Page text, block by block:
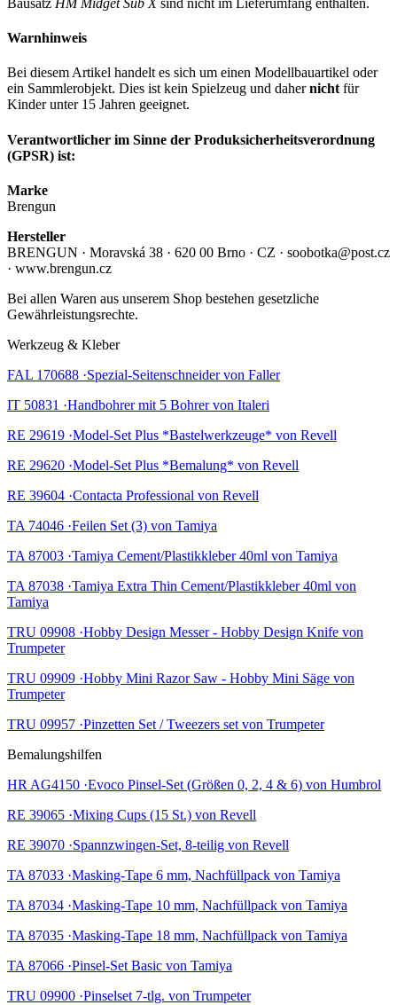
Warnhinweis
Bei diesem Artikel handelt es sich um einen Modellbauartikel oder
ein Sammlerobjekt. Dies ist kein Spielzeug und dahernicht für
Kinder unter 15 Jahren geeignet.
Verantwortlicher im Sinne der Produksicherheitsverordnung
(GPSR) ist:
Marke
Brengun
Hersteller
BRENGUN · Moravská 38 · 620 00 Brno · CZ · soobotka@post.cz
· www.brengun.cz
Bei allen Waren aus unserem Shop bestehen gesetzliche
Gewährleistungsrechte.
Werkzeug & Kleber
FAL 170688 ·Spezial-Seitenschneider von Faller
IT 50831 ·Handbohrer mit 5 Bohrer von Italeri
RE 29619 ·Model-Set Plus *Bastelwerkzeuge* von Revell
RE 29620 ·Model-Set Plus *Bemalung* von Revell
RE 39604 ·Contacta Professional von Revell
TA 74046 ·Feilen Set (3) von Tamiya
TA 87003 ·Tamiya Cement/Plastikkleber 40ml von Tamiya
TA 87038 ·Tamiya Extra Thin Cement/Plastikkleber 40ml von
Tamiya
TRU 09908 ·Hobby Design Messer - Hobby Design Knife von
Trumpeter
TRU 09909 ·Hobby Mini Razor Saw - Hobby Mini Säge von
Trumpeter
TRU 09957 ·Pinzetten Set / Tweezers set von Trumpeter
Bemalungshilfen
HR AG4150 ·Evoco Pinsel-Set (Größen 0, 2, 4 & 6) von Humbrol
RE 39065 ·Mixing Cups (15 St.) von Revell
RE 39070 ·Spannzwingen-Set, 8-teilig von Revell
TA 87033 ·Masking-Tape 6 mm, Nachfüllpack von Tamiya
TA 87034 ·Masking-Tape 10 mm, Nachfüllpack von Tamiya
TA 87035 ·Masking-Tape 18 mm, Nachfüllpack von Tamiya
TA 87066 ·Pinsel-Set Basic von Tamiya
TRU 09900 ·Pinselset 7-tlg. von Trumpeter